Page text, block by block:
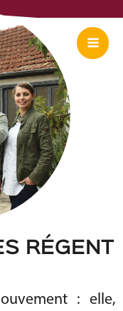
RÉGENT
: elle,